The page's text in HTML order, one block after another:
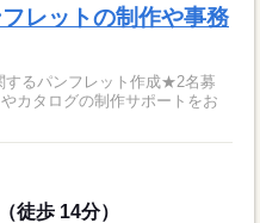
レットの制作や事務
るパンフレット作成★2名募
カタログの制作サポートをお
徒歩 14分）